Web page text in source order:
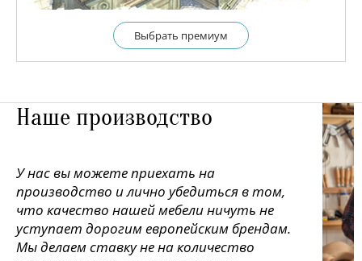
Выбрать премиум
Наше производство
У нас вы можете приехать на
производство и лично убедиться в том,
что качество нашей мебели ничуть не
уступает дорогим европейским брендам.
Мы делаем ставку не на количество